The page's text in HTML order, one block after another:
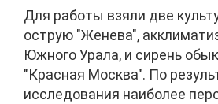
Для работы взяли две
острую "Женева",
Южного Урала, и сирень
"Красная Москва". По
исследования наиболее